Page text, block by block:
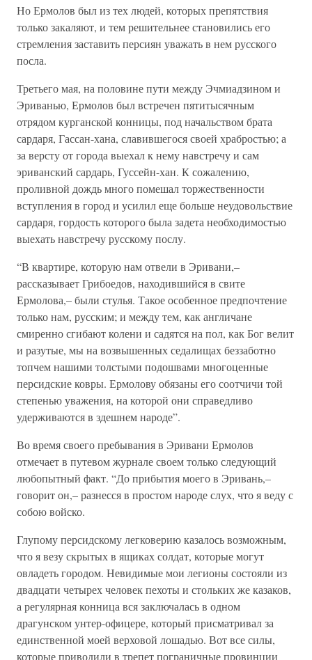
Но Ермолов был из тех людей, которых препятствия
только закаляют, и тем решительнее становились его
стремления заставить персиян уважать в нем русского
посла.
Третьего мая, на половине пути между Эчмиадзином и
Эриванью, Ермолов был встречен пятитысячным
отрядом курганской конницы, под начальством брата
сардаря, Гассан-хана, славившегося своей храбростью; а
за версту от города выехал к нему навстречу и сам
эриванский сардарь, Гуссейн-хан. К сожалению,
проливной дождь много помешал торжественности
вступления в город и усилил еще больше неудовольствие
сардаря, гордость которого была задета необходимостью
выехать навстречу русскому послу.
“В квартире, которую нам отвели в Эривани,–
рассказывает Грибоедов, находившийся в свите
Ермолова,– были стулья. Такое особенное предпочтение
только нам, русским; и между тем, как англичане
смиренно сгибают колени и садятся на пол, как Бог велит
и разутые, мы на возвышенных седалищах беззаботно
топчем нашими толстыми подошвами многоценные
персидские ковры. Ермолову обязаны его соотчичи той
степенью уважения, на которой они справедливо
удерживаются в здешнем народе”.
Во время своего пребывания в Эривани Ермолов
отмечает в путевом журнале своем только следующий
любопытный факт. “До прибытия моего в Эривань,–
говорит он,– разнесся в простом народе слух, что я веду с
собою войско.
Глупому персидскому легковерию казалось возможным,
что я везу скрытых в ящиках солдат, которые могут
овладеть городом. Невидимые мои легионы состояли из
двадцати четырех человек пехоты и стольких же казаков,
а регулярная конница вся заключалась в одном
драгунском унтер-офицере, который присматривал за
единственной моей верховой лошадью. Вот все силы,
которые приводили в трепет пограничные провинции